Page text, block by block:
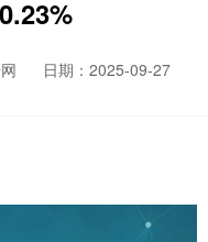
日期：2025-09-27